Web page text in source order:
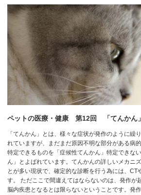
ペットの医療・健康 第12回 「てんかん
「てんかん」とは、様々な症状が発作のように繰
れていますが、まだまだ原因不明な部分がある病
特定できるものを「症候性てんかん」特定できな
ん」とよばれています。てんかんの詳しいメカニ
とが多い現状で、確定的な診断を行う為には、CT
す。 ただここで間違えてはならないのは、発作が
脳内疾患となるとは限らないということです。発